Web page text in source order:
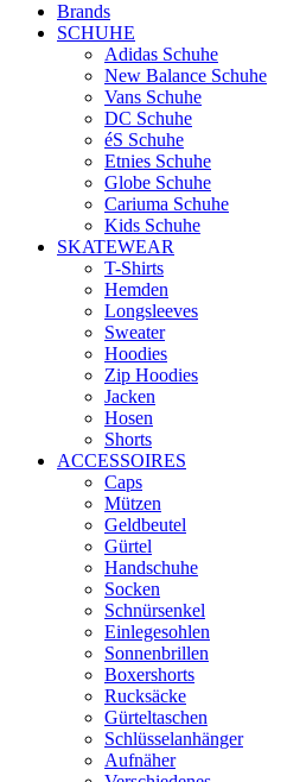
Brands
SCHUHE
Adidas Schuhe
New Balance Schuhe
Vans Schuhe
DC Schuhe
éS Schuhe
Etnies Schuhe
Globe Schuhe
Cariuma Schuhe
Kids Schuhe
SKATEWEAR
T-Shirts
Hemden
Longsleeves
Sweater
Hoodies
Zip Hoodies
Jacken
Hosen
Shorts
ACCESSOIRES
Caps
Mützen
Geldbeutel
Gürtel
Handschuhe
Socken
Schnürsenkel
Einlegesohlen
Sonnenbrillen
Boxershorts
Rucksäcke
Gürteltaschen
Schlüsselanhänger
Aufnäher